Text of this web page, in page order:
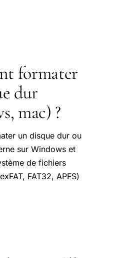
formater
dur
mac) ?
un disque dur ou
sur Windows et
de fichiers
FAT32, APFS)